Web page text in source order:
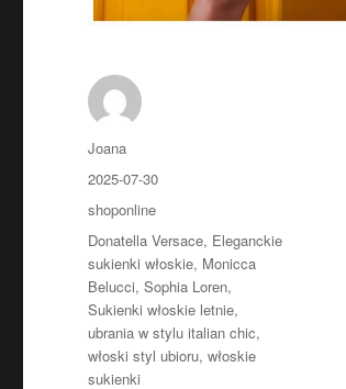
Autor
Joana
Opublikowano
2025-07-30
Kategorie
shoponline
Tagi
Donatella Versace, Eleganckie
sukienki włoskie, Monicca
Belucci,Sophia Loren,
Sukienki włoskie letnie,
ubrania w stylu italian chic,
włoski styl ubioru,włoskie
sukienki